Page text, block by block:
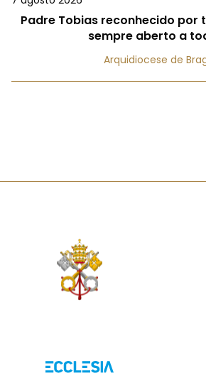
Padre Tobias reconhecido por
sempre aberto a
Arquidiocese de